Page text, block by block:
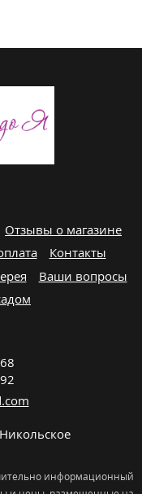
Отзывы о магазине
Контакты
Ваши вопросы
информационный